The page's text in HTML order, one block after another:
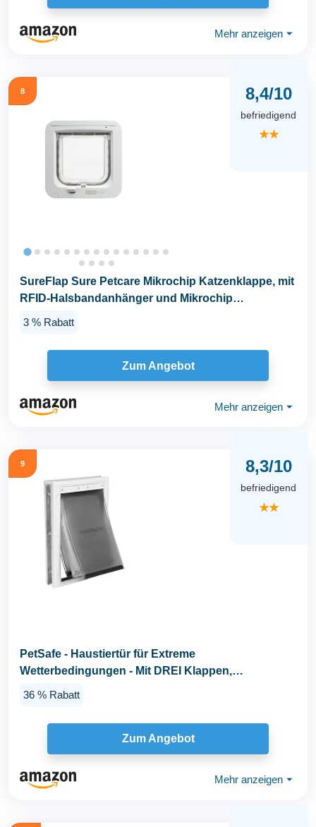
Mehr anzeigen ⏷
8 8,4/10
befriedigend
★★
SureFlap Sure Petcare Mikrochip Katzenklappe, mit
RFID-Halsbandanhänger und Mikrochip
3 % Rabatt
Zum Angebot
Mehr anzeigen ⏷
9 8,3/10
befriedigend
★★
PetSafe - Haustiertür für Extreme
Wetterbedingungen - Mit DREI Klappen,
36 % Rabatt
Zum Angebot
Mehr anzeigen ⏷